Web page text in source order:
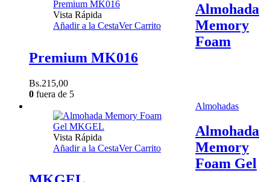
Vista Rápida
Añadir a la CestaVer Carrito
Almohada
Memory
Foam
Premium MK016
Bs.215,00
0 fuera de 5
Vista Rápida
Añadir a la CestaVer Carrito
Almohadas
Almohada
Memory
Foam Gel